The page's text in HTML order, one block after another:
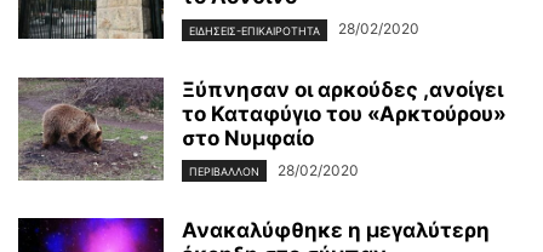
ΕΙΔΉΣΕΙΣ-ΕΠΙΚΑΙΡΌΤΗΤΑ 28/02/2020
Ξύπνησαν οι αρκούδες ,ανοίγει
το Καταφύγιο του «Αρκτούρου»
στο Νυμφαίο
ΠΕΡΙΒΆΛΛΟΝ 28/02/2020
Ανακαλύφθηκε η μεγαλύτερη